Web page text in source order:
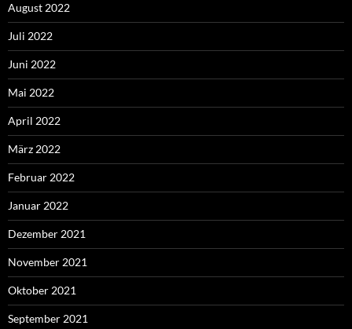
August 2022
Juli 2022
Juni 2022
Mai 2022
April 2022
März 2022
Februar 2022
Januar 2022
Dezember 2021
November 2021
Oktober 2021
September 2021